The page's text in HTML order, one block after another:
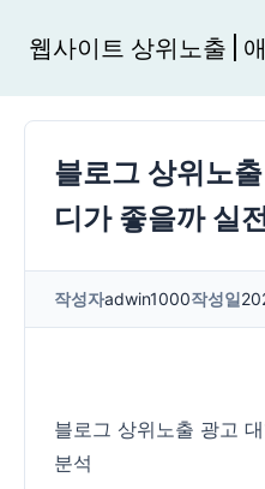
로
웹사이트 상위노출 |
블로그 상위노
디가 좋을까 실
작성자adwin1000작성일
블로그 상위노출 광고
분석